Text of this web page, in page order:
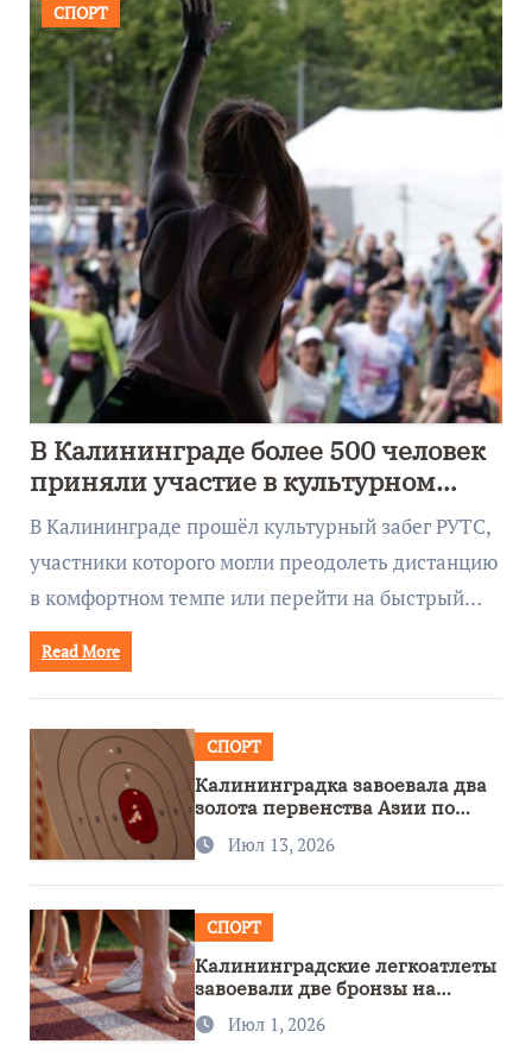
СПОРТ
В Калининграде более 500 человек
приняли участие в культурном
забеге
В Калининграде прошёл культурный забег РУТС,
участники которого могли преодолеть дистанцию
в комфортном темпе или перейти на быстрый…
Read More
СПОРТ
Калининградка завоевала два
золота первенства Азии по
метанию ножа
Июл 13, 2026
СПОРТ
Калининградские легкоатлеты
завоевали две бронзы на
первенстве России
Июл 1, 2026